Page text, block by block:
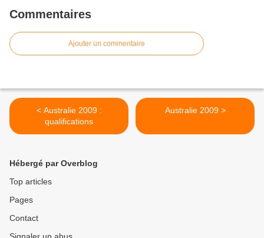
Commentaires
Ajouter un commentaire
< Australie 2009 :
qualifications
Australie 2009 >
Hébergé par Overblog
Top articles
Pages
Contact